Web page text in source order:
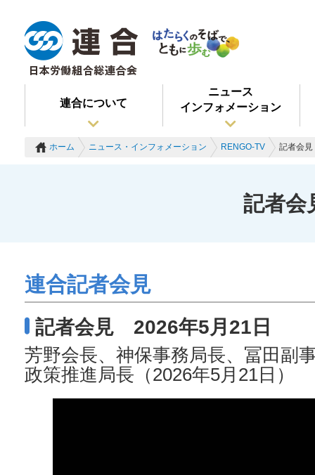
連合について
ニュース
インフォメーション
ホーム ニュース・インフォメーション RENGO-TV 記者会
記者
連合記者会見
記者会見 2026年5月21日
芳野会長、神保事務局長、冨田副
政策推進局長（2026年5月21日）